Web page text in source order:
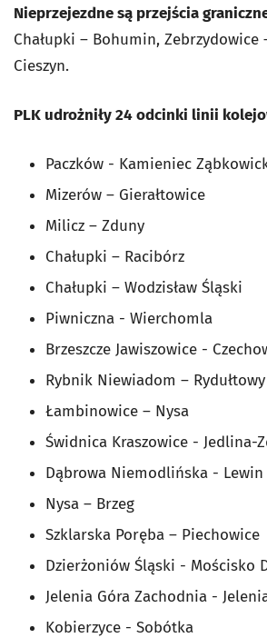
Nieprzejezdne są przejścia
Chałupki – Bohumin, Zebrzydowice
Cieszyn.
PLK udrożniły 24 odcinki linii
Paczków - Kamieniec
Mizerów – Gierałtowice
Milicz – Zduny
Chałupki – Racibórz
Chałupki – Wodzisław Śląski
Piwniczna - Wierchomla
Brzeszcze Jawiszowice -
Rybnik Niewiadom – Rydułtowy
Łambinowice – Nysa
Świdnica Kraszowice - Jedlina-
Dąbrowa Niemodlińska - Lewin
Nysa – Brzeg
Szklarska Poręba – Piechowice
Dzierżoniów Śląski - Mościsko
Jelenia Góra Zachodnia -
Kobierzyce - Sobótka